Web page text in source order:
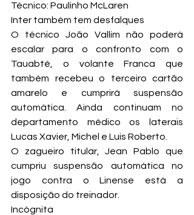
Técnico: Paulinho McLaren
Inter também tem desfalques
O técnico João Vallim não poderá
escalar para o confronto com o
Tauabté, o volante Franca que
também recebeu o terceiro cartão
amarelo e cumprirá suspensão
automática. Ainda continuam no
departamento médico os laterais
Lucas Xavier, Michel e Luis Roberto.
O zagueiro titular, Jean Pablo que
cumpriu suspensão automática no
jogo contra o Linense está a
disposição do treinador.
Incógnita